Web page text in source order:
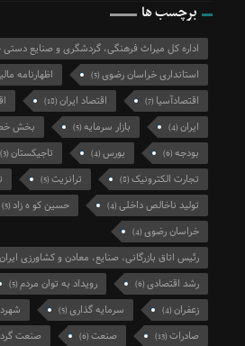
برچسب ها
اداره کل میراث فرهنگی، گردشگری و صنایع
استانداری خراسان رضوی(5) اظهارنامه
اقتصادآسیا (7) اقتصاد ایران(18)
ایران(4) بازار سرمایه(5) بخش
بودجه(6) بورس(4) تاجیکستان(3)
تجارت الکترونیک(8) ترانزیت(5)
تولید ناخالص داخلی(4) حسین کو ه زاد(5)
خراسان رضوی(4)
رئیس اتاق بازرگانی، صنایع، معادن و کشاورزی ایران
رشد اقتصادی(6) رویداد به توان مردم(5)
زعفران(4) سرمایه گذاری(5)
صادرات(13) صنعت(6) صنعت